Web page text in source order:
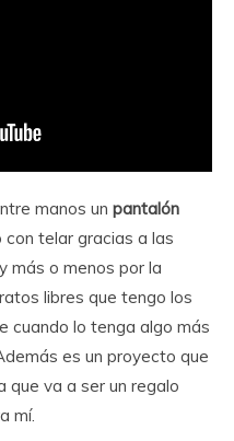
manos un pantalón
telar gracias a las
más o menos por la
libres que tengo los
cuando lo tenga algo más
es un proyecto que
que va a ser un regalo
mí.